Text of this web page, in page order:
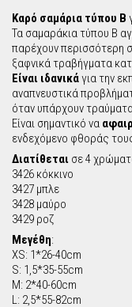
Καρό σαμάρια τύπου B
Τα σαμαράκια τύπου Β
παρέχουν περισσότερη
ξαφνικά τραβήγματα
Είναι ιδανικάγια την
αναπνευστικά
όταν υπάρχουν
Είναι σημαντικό να
ενδεχόμενο φθοράς
Διατίθεται σε 4
3426 κόκκινο
3427 μπλε
3428 μαύρο
3429 ροζ
Μεγέθη:
XS: 1*26-40cm
S: 1,5*35-55cm
M: 2*40-60cm
L: 2,5*55-82cm